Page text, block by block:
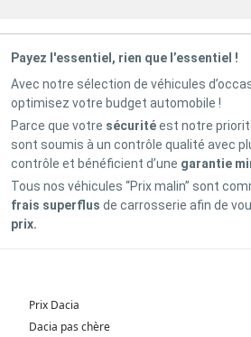
Payez l'essentiel, rien que l’essentiel !
Avec notre sélection de véhicules
optimisez votre budget automobile !
Parce que votre sécuritéest notre
sont soumis à un contrôle qualité avec
contrôle et bénéficient d’une garantie
Tous nos véhicules “Prix malin” sont
frais superflus de carrosserie afin de
prix.
Prix Dacia
Dacia pas chère